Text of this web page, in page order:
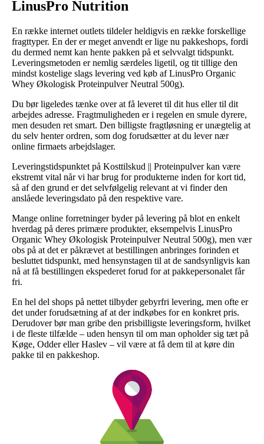
LinusPro Nutrition
En række internet outlets tildeler heldigvis en række forskellige
fragttyper. En der er meget anvendt er lige nu pakkeshops, fordi
du dermed nemt kan hente pakken på et selvvalgt tidspunkt.
Leveringsmetoden er nemlig særdeles ligetil, og tit tillige den
mindst kostelige slags levering ved køb af LinusPro Organic
Whey Økologisk Proteinpulver Neutral 500g).
Du bør ligeledes tænke over at få leveret til dit hus eller til dit
arbejdes adresse. Fragtmuligheden er i regelen en smule dyrere,
men desuden ret smart. Den billigste fragtløsning er unægtelig at
du selv henter ordren, som dog forudsætter at du lever nær
online firmaets arbejdslager.
Leveringstidspunktet på Kosttilskud || Proteinpulver kan være
ekstremt vital når vi har brug for produkterne inden for kort tid,
så af den grund er det selvfølgelig relevant at vi finder den
anslåede leveringsdato på den respektive vare.
Mange online forretninger byder på levering på blot en enkelt
hverdag på deres primære produkter, eksempelvis LinusPro
Organic Whey Økologisk Proteinpulver Neutral 500g), men vær
obs på at det er påkrævet at bestillingen anbringes forinden et
besluttet tidspunkt, med hensynstagen til at de sandsynligvis kan
nå at få bestillingen ekspederet forud for at pakkepersonalet får
fri.
En hel del shops på nettet tilbyder gebyrfri levering, men ofte er
det under forudsætning af at der indkøbes for en konkret pris.
Derudover bør man gribe den prisbilligste leveringsform, hvilket
i de fleste tilfælde – uden hensyn til om man opholder sig tæt på
Køge, Odder eller Haslev – vil være at få dem til at køre din
pakke til en pakkeshop.